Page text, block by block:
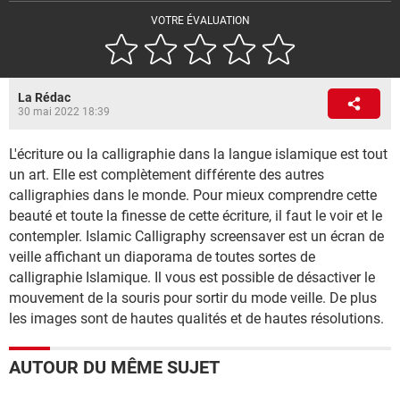
VOTRE ÉVALUATION
La Rédac
30 mai 2022 18:39
L'écriture ou la calligraphie dans la langue islamique est tout
un art. Elle est complètement différente des autres
calligraphies dans le monde. Pour mieux comprendre cette
beauté et toute la finesse de cette écriture, il faut le voir et le
contempler. Islamic Calligraphy screensaver est un écran de
veille affichant un diaporama de toutes sortes de
calligraphie Islamique. Il vous est possible de désactiver le
mouvement de la souris pour sortir du mode veille. De plus
les images sont de hautes qualités et de hautes résolutions.
AUTOUR DU MÊME SUJET